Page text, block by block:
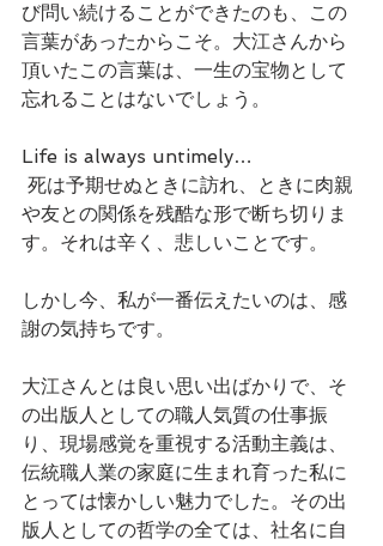
び問い続けることができたのも、この
言葉があったからこそ。大江さんから
頂いたこの言葉は、一生の宝物として
忘れることはないでしょう。
Life is always untimely…
や友との関係を残酷な形で断ち切りま
す。それは辛く、悲しいことです。
しかし今、私が一番伝えたいのは、感
謝の気持ちです。
大江さんとは良い思い出ばかりで、そ
の出版人としての職人気質の仕事振
り、現場感覚を重視する活動主義は、
伝統職人業の家庭に生まれ育った私に
とっては懐かしい魅力でした。その出
版人としての哲学の全ては、社名に自